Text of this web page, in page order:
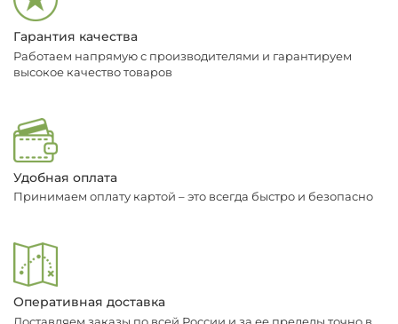
Гарантия качества
Работаем напрямую с производителями и гарантируем
высокое качество товаров
Удобная оплата
Принимаем оплату картой – это всегда быстро и безопасно
Оперативная доставка